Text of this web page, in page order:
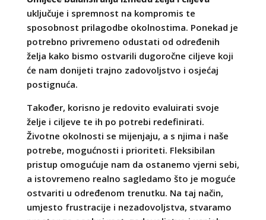
uključuje i spremnost na kompromis te
sposobnost prilagodbe okolnostima. Ponekad je
potrebno privremeno odustati od određenih
želja kako bismo ostvarili dugoročne ciljeve koji
će nam donijeti trajno zadovoljstvo i osjećaj
postignuća.
Također, korisno je redovito evaluirati svoje
želje i ciljeve te ih po potrebi redefinirati.
Životne okolnosti se mijenjaju, a s njima i naše
potrebe, mogućnosti i prioriteti. Fleksibilan
pristup omogućuje nam da ostanemo vjerni sebi,
a istovremeno realno sagledamo što je moguće
ostvariti u određenom trenutku. Na taj način,
umjesto frustracije i nezadovoljstva, stvaramo